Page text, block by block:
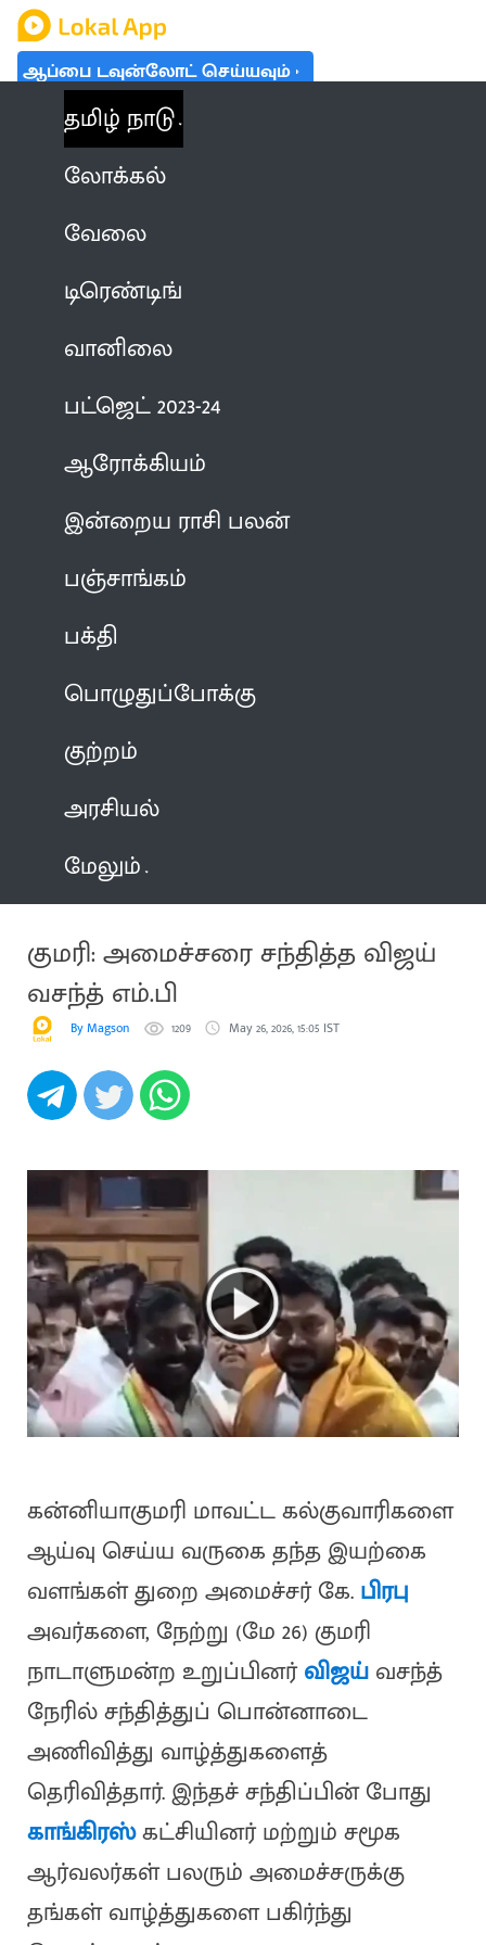
ஆப்பை டவுன்லோட் செய்யவும்
தமிழ் நாடு
லோக்கல்
வேலை
டிரெண்டிங்
வானிலை
பட்ஜெட் 2023-24
ஆரோக்கியம்
இன்றைய ராசி பலன்
பஞ்சாங்கம்
பக்தி
பொழுதுப்போக்கு
குற்றம்
அரசியல்
மேலும்
குமரி: அமைச்சரை சந்தித்த விஜய்
வசந்த் எம்.பி
By Magson 1209 May 26, 2026, 15:05 IST
கன்னியாகுமரி மாவட்ட கல்குவாரிகளை
ஆய்வு செய்ய வருகை தந்த இயற்கை
வளங்கள் துறை அமைச்சர் கே.பிரபு
அவர்களை, நேற்று (மே 26) குமரி
நாடாளுமன்ற உறுப்பினர்விஜய்வசந்த்
நேரில் சந்தித்துப் பொன்னாடை
அணிவித்து வாழ்த்துகளைத்
தெரிவித்தார். இந்தச் சந்திப்பின் போது
காங்கிரஸ்கட்சியினர் மற்றும் சமூக
ஆர்வலர்கள் பலரும் அமைச்சருக்கு
தங்கள் வாழ்த்துகளை பகிர்ந்து